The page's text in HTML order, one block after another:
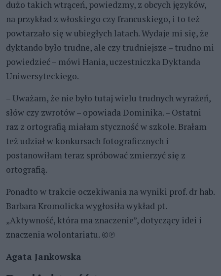
dużo takich wtrąceń, powiedzmy, z obcych języków,
na przykład z włoskiego czy francuskiego, i to też
powtarzało się w ubiegłych latach. Wydaje mi się, że
dyktando było trudne, ale czy trudniejsze – trudno mi
powiedzieć – mówi Hania, uczestniczka Dyktanda
Uniwersyteckiego.
– Uważam, że nie było tutaj wielu trudnych wyrażeń,
słów czy zwrotów – opowiada Dominika. – Ostatni
raz z ortografią miałam styczność w szkole. Brałam
też udział w konkursach fotograficznych i
postanowiłam teraz spróbować zmierzyć się z
ortografią.
Ponadto w trakcie oczekiwania na wyniki prof. dr hab.
Barbara Kromolicka wygłosiła wykład pt.
„Aktywność, która ma znaczenie”, dotyczący idei i
znaczenia wolontariatu. ©℗
Agata Jankowska